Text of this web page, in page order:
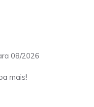
08/2026
mais!